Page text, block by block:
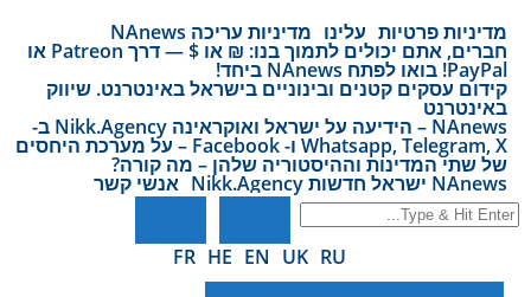
מדיניות פרטיות עלינו מדיניות עריכה NAnews
חברים, אתם יכולים לתמוך בנו: ₪ או $ — דרך Patreon או
PayPal! בואו לפתח NAnews ביחד!
קידום עסקים קטנים ובינוניים בישראל באינטרנט. שיווק
באינטרנט
NAnews – הידיעה על ישראל ואוקראינה Nikk.Agency ב-
Whatsapp, Telegram, X ו- Facebook – על מערכת היחסים
של שתי המדינות וההיסטוריה שלהן – מה קורה?
NAnews ישראל חדשות Nikk.Agency אנשי קשר
RU
UK
EN
HE
FR